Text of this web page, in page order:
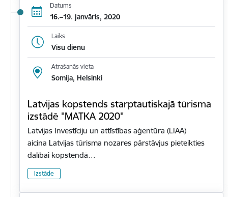
Datums
16.–19. janvāris, 2020
Laiks
Visu dienu
Atrašanās vieta
Somija, Helsinki
Latvijas kopstends starptautiskajā tūrisma
izstādē "MATKA 2020"
Latvijas Investīciju un attīstības aģentūra (LIAA)
aicina Latvijas tūrisma nozares pārstāvjus pieteikties
dalībai kopstendā…
Izstāde